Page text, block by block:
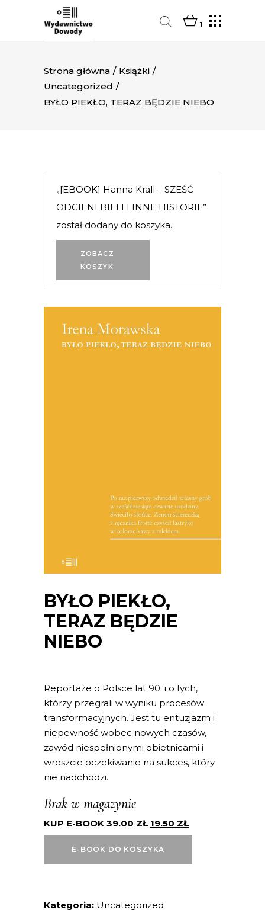
1
Strona główna / Książki /
Uncategorized /
BYŁO PIEKŁO, TERAZ BĘDZIE NIEBO
ZOBACZ
KOSZYK
„[EBOOK] Hanna Krall – SZEŚĆ
ODCIENI BIELI I INNE HISTORIE”
został dodany do koszyka.
BYŁO PIEKŁO,
TERAZ BĘDZIE
NIEBO
Reportaże o Polsce lat 90. i o tych,
którzy przegrali w wyniku procesów
transformacyjnych. Jest tu entuzjazm i
niepewność wobec nowych czasów,
zawód niespełnionymi obietnicami i
wreszcie oczekiwanie na sukces, który
nie nadchodzi.
Brak w magazynie
KUP E-BOOK 39.00ZŁ 19.50 ZŁ
E-BOOK DO KOSZYKA
Kategoria: Uncategorized